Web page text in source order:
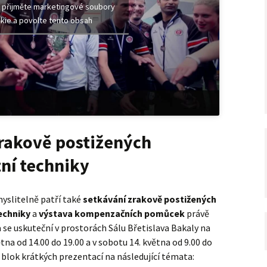
přijměte marketingové soubory
a povolte tento obsah
postižených
techniky
patří také setkávání zrakově postižených
a výstava kompenzačních pomůcek právě
uskuteční v prostorách Sálu Břetislava Bakaly na
od 14.00 do 19.00 a v sobotu 14. května od 9.00 do
krátkých prezentací na následující témata: